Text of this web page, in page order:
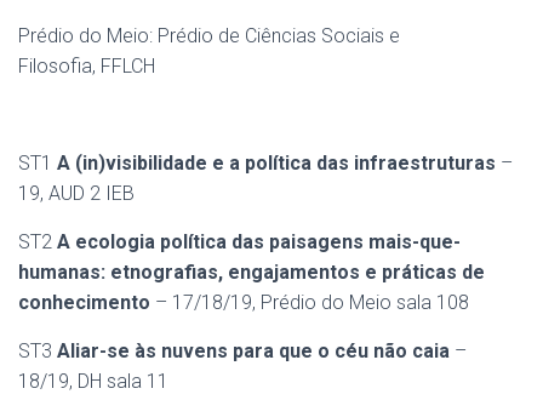
Prédio do Meio: Prédio de Ciências Sociais e
Filosofia, FFLCH
ST1 A (in)visibilidade e a política das infraestruturas –
19, AUD 2 IEB
ST2 A ecologia política das paisagens mais-que-
humanas: etnografias, engajamentos e práticas de
conhecimento – 17/18/19, Prédio do Meio sala 108
ST3 Aliar-se às nuvens para que o céu não caia –
18/19, DH sala 11